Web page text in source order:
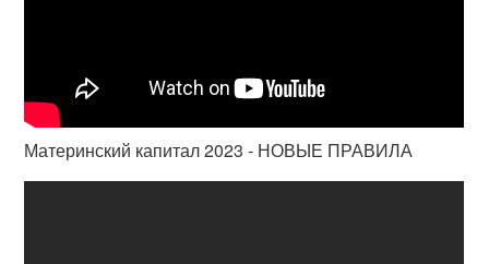
Материнский капитал 2023 - НОВЫЕ ПРАВИЛА